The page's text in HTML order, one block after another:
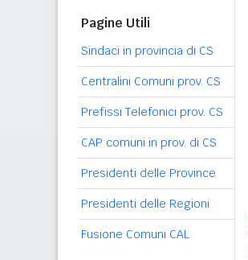
Pagine Utili
Sindaci in provincia di CS
Centralini Comuni prov. CS
Prefissi Telefonici prov. CS
CAP comuni in prov. di CS
Presidenti delle Province
Presidenti delle Regioni
Fusione Comuni CAL